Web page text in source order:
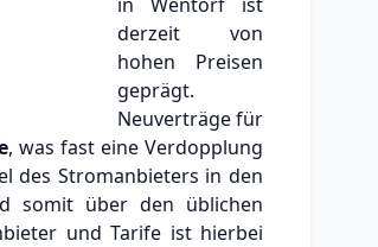
derzeit von
hohen Preisen
geprägt.
Neuverträge für
, was fast eine Verdopplung
des Stromanbieters in den
somit über den üblichen
und Tarife ist hierbei